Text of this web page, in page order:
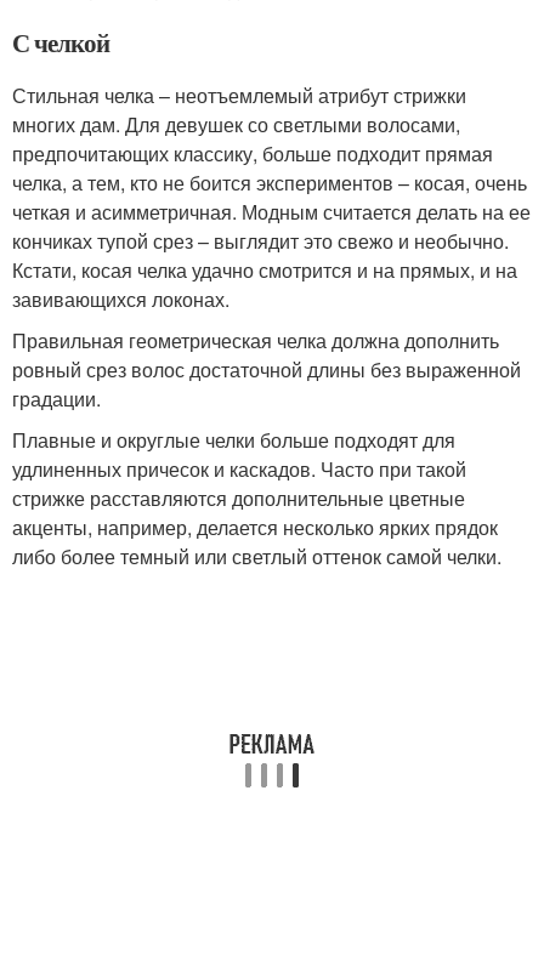
С челкой
Стильная челка – неотъемлемый атрибут стрижки
многих дам. Для девушек со светлыми волосами,
предпочитающих классику, больше подходит прямая
челка, а тем, кто не боится экспериментов – косая, очень
четкая и асимметричная. Модным считается делать на ее
кончиках тупой срез – выглядит это свежо и необычно.
Кстати, косая челка удачно смотрится и на прямых, и на
завивающихся локонах.
Правильная геометрическая челка должна дополнить
ровный срез волос достаточной длины без выраженной
градации.
Плавные и округлые челки больше подходят для
удлиненных причесок и каскадов. Часто при такой
стрижке расставляются дополнительные цветные
акценты, например, делается несколько ярких прядок
либо более темный или светлый оттенок самой челки.